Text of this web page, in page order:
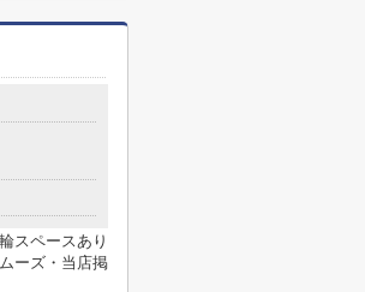
ペースあり
ーズ・当店掲